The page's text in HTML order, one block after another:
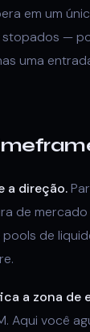
em um
—
uma
a direção.
de
de
a zona de
Aqui você